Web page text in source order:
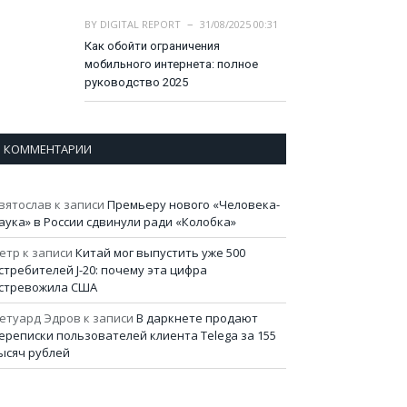
BY DIGITAL REPORT
31/08/2025 00:31
Как обойти ограничения
мобильного интернета: полное
руководство 2025
КОММЕНТАРИИ
к записи Премьеру нового «Человека-
в России сдвинули ради «Колобка»
к записи Китай мог выпустить уже 500
J-20: почему эта цифра
США
Эдров к записи В даркнете продают
пользователей клиента Telega за 155
рублей